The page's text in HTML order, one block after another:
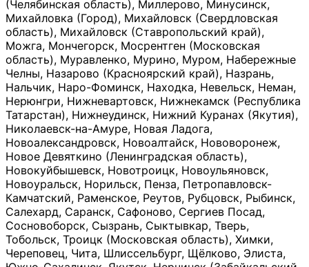
(Челябинская область), Миллерово, Минусинск,
Михайловка (Город), Михайловск (Свердловская
область), Михайловск (Ставропольский край),
Можга, Мончегорск, Мосрентген (Московская
область), Муравленко, Мурино, Муром, Набережные
Челны, Назарово (Красноярский край), Назрань,
Нальчик, Наро-Фоминск, Находка, Невельск, Неман,
Нерюнгри, Нижневартовск, Нижнекамск (Республика
Татарстан), Нижнеудинск, Нижний Куранах (Якутия),
Николаевск-на-Амуре, Новая Ладога,
Новоалександровск, Новоалтайск, Нововоронеж,
Новое Девяткино (Ленинградская область),
Новокуйбышевск, Новотроицк, Новоульяновск,
Новоуральск, Норильск, Пенза, Петропавловск-
Камчатский, Раменское, Реутов, Рубцовск, Рыбинск,
Салехард, Саранск, Сафоново, Сергиев Посад,
Сосновоборск, Сызрань, Сыктывкар, Тверь,
Тобольск, Троицк (Московская область), Химки,
Череповец, Чита, Шлиссельбург, Щёлково, Элиста,